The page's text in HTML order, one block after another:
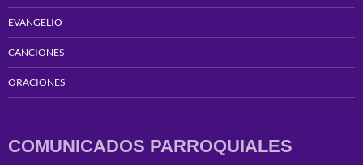
EVANGELIO
CANCIONES
ORACIONES
COMUNICADOS PARROQUIALES